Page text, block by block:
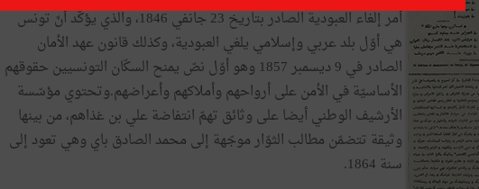
أمر إلغاء العبودية الصادر بتاريخ 23 جانفي 1846، والذي يؤكّد أنّ تونس
هي أوّل بلد عربي وإسلامي يلغي العبودية، وكذلك قانون عهد الأمان
الصادر في 9 ديسمبر 1857 وهو أوّل نصّ يمنح السكّان التونسيين حقوقهم
الأساسيّة في الأمن على أرواحهم وأملاكهم وأعراضهم.وتحتوي مؤسّسة
الأرشيف الوطني أيضا على وثائق تهمّ انتفاضة علي بن غذاهم، من بينها
وثيقة تتضمّن مطالب الثوّار موجّهة إلى محمد الصادق باي وهي تعود إلى
سنة 1864.